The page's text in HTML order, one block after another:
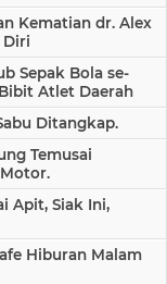
Kematian dr. Alex
Diri
Sepak Bola se-
Atlet Daerah
Ditangkap.
Temusai
Apit, Siak Ini,
Hiburan Malam